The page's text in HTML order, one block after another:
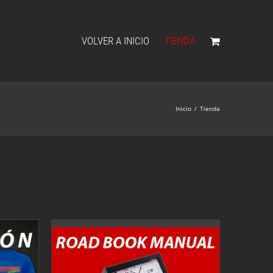
VOLVER A INICIO TIENDA
Inicio / Tienda